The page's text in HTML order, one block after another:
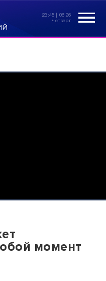
23:45 | 06.26
четверг
момент